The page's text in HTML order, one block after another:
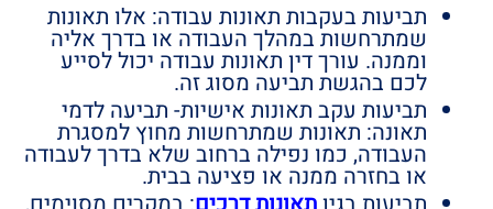
תביעות בעקבות תאונות עבודה: אלו תאונות
שמתרחשות במהלך העבודה או בדרך אליה
וממנה. עורך דין תאונות עבודה יכול לסייע
לכם בהגשת תביעה מסוג זה.
תביעות עקב תאונות אישיות- תביעה לדמי
תאונה: תאונות שמתרחשות מחוץ למסגרת
העבודה, כמו נפילה ברחוב שלא בדרך לעבודה
או בחזרה ממנה או פציעה בבית.